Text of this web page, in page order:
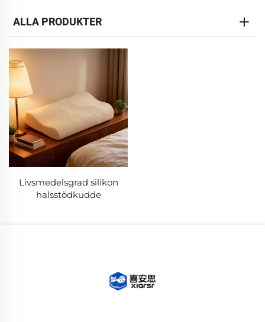
ALLA PRODUKTER
Livsmedelsgrad silikon
halsstödkudde